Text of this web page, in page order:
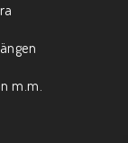
m.m.